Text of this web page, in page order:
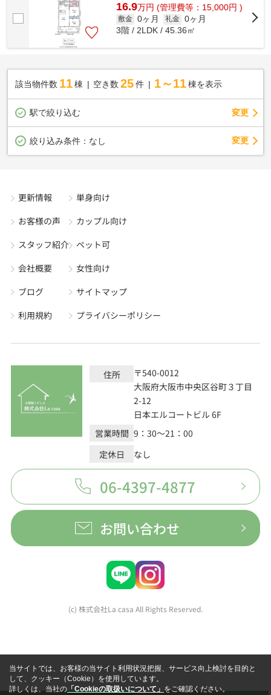
16.9万円 (管理費等：15,000円 )
敷金 0ヶ月 礼金 0ヶ月
3階 / 2LDK / 45.36㎡
該当物件数 11棟 空き数 25 件 1～11 棟を表示
駅で絞り込む 変更
絞り込み条件： なし 変更
更新情報
お客様の声
スタッフ紹介
会社概要
ブログ
利用規約
単身向け
カップル向け
ペット可
女性向け
サイトマップ
プライバシーポリシー
住所
〒540-0012
大阪府大阪市中央区谷町３丁目
2-12
日本エルコートビル 6F
営業時間 9：30～21：00
定休日
なし
06-4397-4877
お問い合わせ
(c) 株式会社La casa All Rights Reserved.
当サイトでは、お客様の当サイト利用状況把握、サービス向上検討を目的と
して、クッキー（Cookie）を使用しています。
詳しくは、当社の「Cookieの取扱いについて」をご確認ください。